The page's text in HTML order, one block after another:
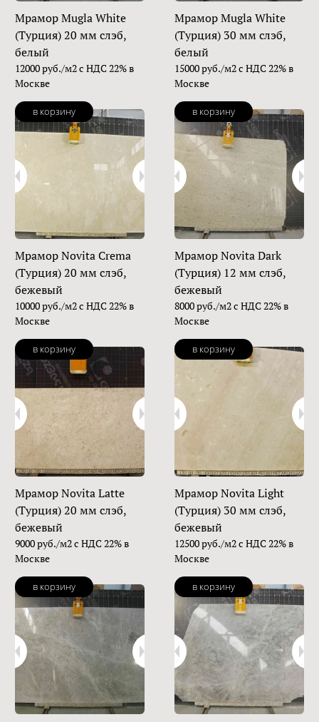
Мрамор Mugla White
(Турция) 20 мм слэб,
белый
12000 руб./м2 с НДС 22% в
Москве
в корзину
Мрамор Mugla White
(Турция) 30 мм слэб,
белый
15000 руб./м2 с НДС 22% в
Москве
в корзину
Мрамор Novita Crema
(Турция) 20 мм слэб,
бежевый
10000 руб./м2 с НДС 22% в
Москве
в корзину
Мрамор Novita Dark
(Турция) 12 мм слэб,
бежевый
8000 руб./м2 с НДС 22% в
Москве
в корзину
Мрамор Novita Latte
(Турция) 20 мм слэб,
бежевый
9000 руб./м2 с НДС 22% в
Москве
в корзину
Мрамор Novita Light
(Турция) 30 мм слэб,
бежевый
12500 руб./м2 с НДС 22% в
Москве
в корзину